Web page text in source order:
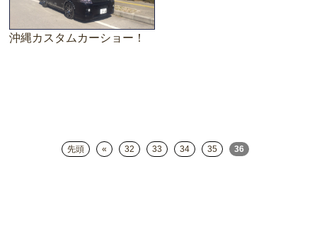
沖縄カスタムカーショー！
先頭 « 32 33 34 35 36